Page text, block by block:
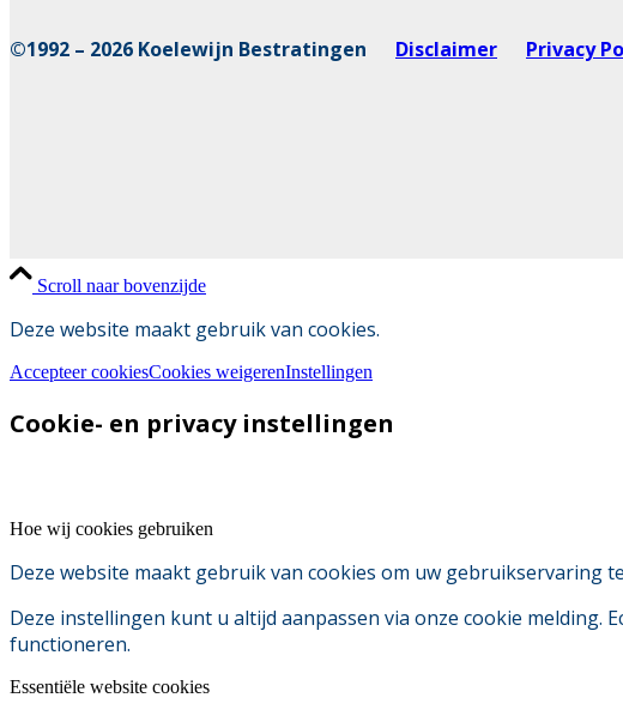
©1992 – 2026 Koelewijn Bestratingen Disclaimer
Privacy
Scroll naar bovenzijde
Deze website maakt gebruik van cookies.
Accepteer cookiesCookies weigerenInstellingen
Cookie- en privacy instellingen
Hoe wij cookies gebruiken
Deze website maakt gebruik van cookies om uw gebruikservaring
Deze instellingen kunt u altijd aanpassen via onze cookie melding.
functioneren.
Essentiële website cookies